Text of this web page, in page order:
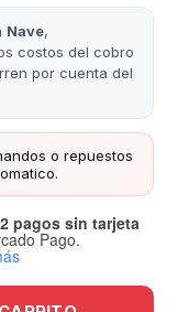
Nave,
costos del cobro
por cuenta del
o repuestos
pagos sin tarjeta
Pago.